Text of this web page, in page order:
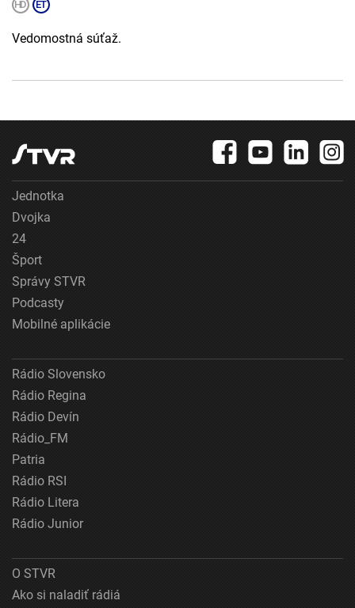
Vedomostná súťaž.
Jednotka
Dvojka
24
Šport
Správy STVR
Podcasty
Mobilné aplikácie
Rádio Slovensko
Rádio Regina
Rádio Devín
Rádio_FM
Patria
Rádio RSI
Rádio Litera
Rádio Junior
O STVR
Ako si naladiť rádiá